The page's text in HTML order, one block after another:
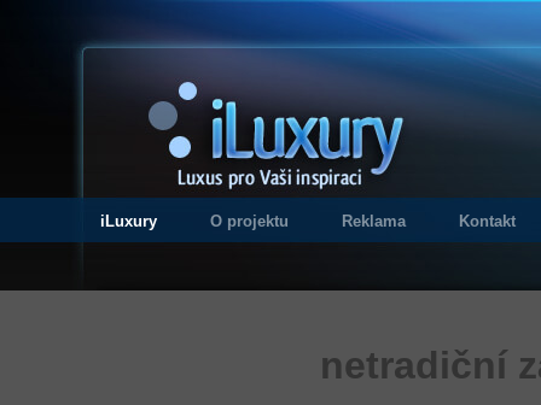
iLuxury O projektu Reklama Kontakt
netradiční